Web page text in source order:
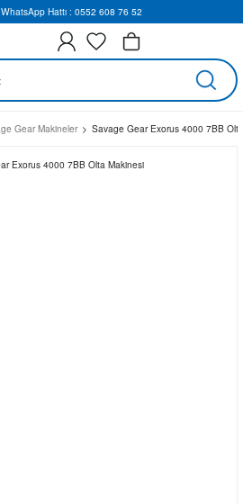
Hattı : 0552 608 76 52
Gear Makineler Savage Gear Exorus 4000 7BB